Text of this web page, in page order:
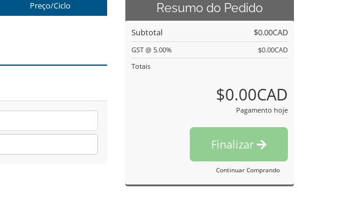
Preço/Ciclo Resumo do Pedido
Subtotal $0.00CAD
GST @ 5.00%
$0.00CAD
Totais
$0.00CAD
Pagamento hoje
Finalizar
Continuar Comprando